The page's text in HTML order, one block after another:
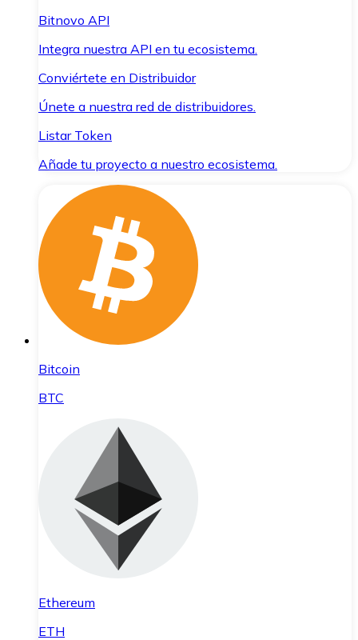
Bitnovo API
Integra nuestra API en tu ecosistema.
Conviértete en Distribuidor
Únete a nuestra red de distribuidores.
Listar Token
Añade tu proyecto a nuestro ecosistema.
Bitcoin
BTC
Ethereum
ETH